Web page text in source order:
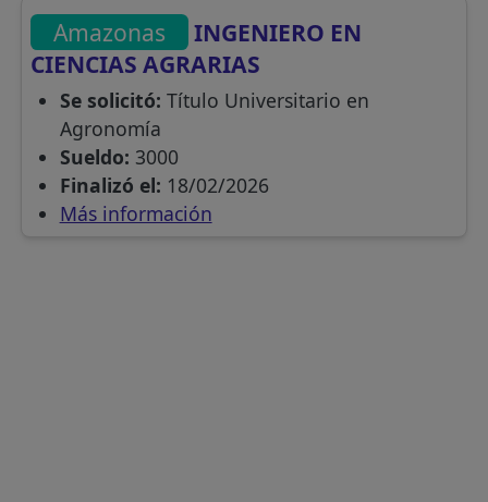
Amazonas
INGENIERO EN
CIENCIAS AGRARIAS
Se solicitó: Título Universitario en
Agronomía
Sueldo: 3000
Finalizó el: 18/02/2026
Más información